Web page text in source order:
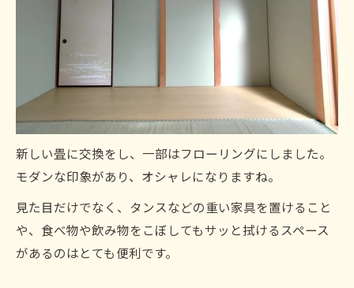
新しい畳に交換をし、一部はフローリングにしました。
モダンな印象があり、オシャレになりますね。
見た目だけでなく、タンスなどの重い家具を置けること
や、食べ物や飲み物をこぼしてもサッと拭けるスペース
があるのはとても便利です。